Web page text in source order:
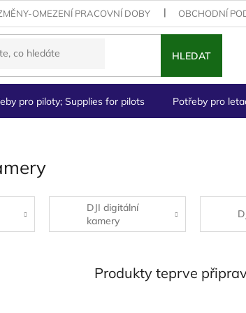
OMEZENÍ PRACOVNÍ DOBY OBCHODNÍ
HLEDAT
pro piloty; Supplies for pilots Potřeby pro
DJI digitální
kamery
Produkty teprve